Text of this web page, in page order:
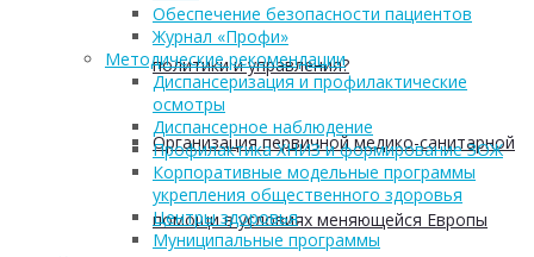
политики и управления?
Организация первичной медико-санитарной
помощи в условиях меняющейся Европы
Обеспечение безопасности пациентов
Журнал «Профи»
Методические рекомендации
Диспансеризация и профилактические
осмотры
Диспансерное наблюдение
Профилактика ХНИЗ и формирование ЗОЖ
Корпоративные модельные программы
укрепления общественного здоровья
Центры здоровья
Муниципальные программы